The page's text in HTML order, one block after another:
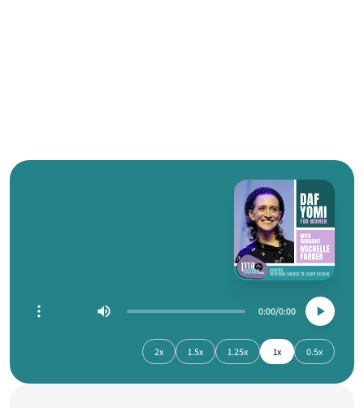
0:00
0:00
0.5x
1x
1.25x
1.5x
2x